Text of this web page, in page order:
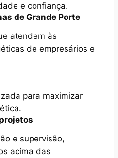
e confiança.
de Grande Porte
atendem às
de empresários e
para maximizar
e supervisão,
acima das